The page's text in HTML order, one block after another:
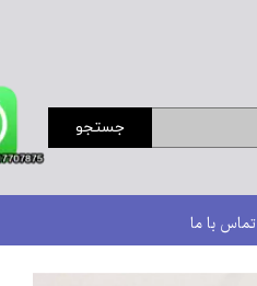
جستجو
تماس با ما